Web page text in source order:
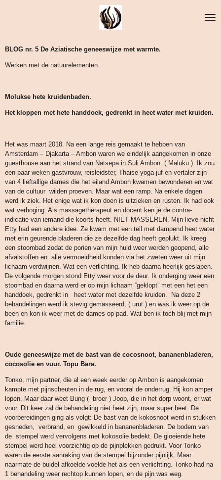
hoofdinhoud
BLOG nr. 5 De Aziatische geneeswijze met warmte.
Werken met de natuurelementen.
Molukse hete kruidenbaden.
Het kloppen met hete handdoek, gedrenkt in heet water met kruiden.
Het was maart 2018. Na een lange reis gemaakt te hebben van
Amsterdam – Djakarta – Ambon waren we eindelijk aangekomen in onze
guesthouse aan het strand van Natsepa in Suli Ambon. ( Maluku ) Ik zou
een paar weken gastvrouw, reisleidster, Thaise yoga juf en vertaler zijn
van 4 lieftallige dames die het eiland Ambon kwamen bewonderen en wat
van de cultuur wilden proeven. Maar wat een ramp. Na enkele dagen
werd ik ziek. Het enige wat ik kon doen is uitzieken en rusten. Ik had ook
wat verhoging. Als massagetherapeut en docent ken je de contra-
indicatie van iemand die koorts heeft. NIET MASSEREN. Mijn lieve nicht
Etty had een andere idee. Ze kwam met een teil met dampend heet water
met erin geurende bladeren die ze dezelfde dag heeft geplukt. Ik kreeg
een stoombad zodat de porien van mijn huid weer werden geopend, alle
afvalstoffen en alle vermoeidheid konden via het zweten weer uit mijn
lichaam verdwijnen. Wat een verlichting. Ik heb daarna heerlijk geslapen.
De volgende morgen stond Etty weer voor de deur. Ik onderging weer een
stoombad en daarna werd er op mijn lichaam “geklopt” met een het een
handdoek, gedrenkt in heet water met dezelfde kruiden. Na deze 2
behandelingen werd ik stevig gemasseerd, ( urut ) en was ik weer op de
been en kon ik weer met de dames op pad. Wat ben ik toch blij met mijn
familie.
Oude geneeswijze met de bast van de cocosnoot, bananenbladeren,
cocosolie en vuur. Topu Bara.
Tonko, mijn partner, die al een week eerder op Ambon is aangekomen
kampte met pijnscheuten in de rug, en vooral de onderrug. Hij kon amper
lopen, Maar daar weet Bung ( broer ) Joop, die in het dorp woont, er wat
voor. Dit keer zal de behandeling niet heet zijn, maar super heet. De
voorbereidingen ging als volgt: De bast van de kokosnoot werd in stukken
gesneden, verbrand, en gewikkeld in bananenbladeren. De bodem van
de stempel werd vervolgens met kokosolie bedekt. De gloeiende hete
stempel werd heel voorzichtig op de pijnplekken gedrukt. Voor Tonko
waren de eerste aanraking van de stempel bijzonder pijnlijk. Maar
naarmate de buidel afkoelde voelde het als een verlichting. Tonko had na
1 behandeling weer rechtop kunnen lopen, en de pijn was weg.